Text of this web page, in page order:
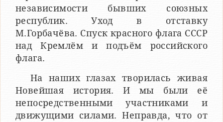
независимости бывших союзных
республик. Уход в отставку
М.Горбачёва. Спуск красного флага СССР
над Кремлём и подъём российского
флага.
На наших глазах творилась живая
Новейшая история. И мы были её
непосредственными участниками и
движущими силами. Неправда, что от